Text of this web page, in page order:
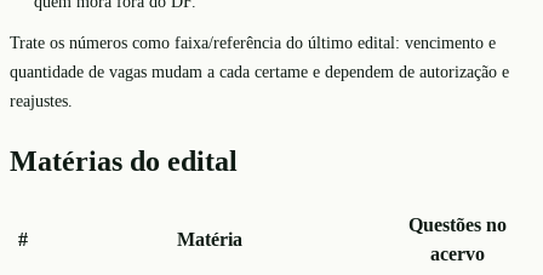
Trate os números como faixa/referência do último edital: vencimento e
quantidade de vagas mudam a cada certame e dependem de autorização e
reajustes.
Matérias do edital
# Matéria
Questões no
acervo